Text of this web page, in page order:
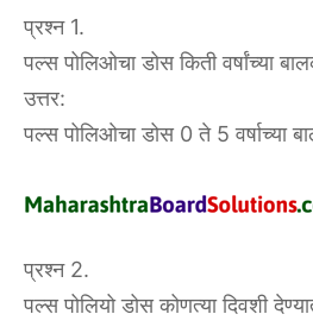
प्रश्न 1.
पल्स पोलिओचा डोस किती वर्षांच्या
उत्तर:
पल्स पोलिओचा डोस 0 ते 5 वर्षाच्या
प्रश्न 2.
पल्स पोलियो डोस कोणत्या दिवशी